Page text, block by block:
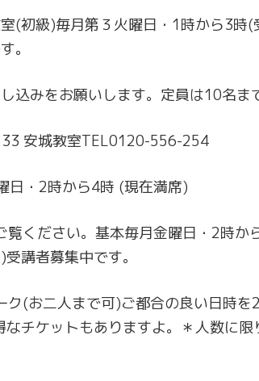
(初級)毎月第３火曜日・1時から3時(
。
込みをお願いします。定員は10名ま
安城教室TEL0120-556-254
日・2時から4時 (現在満席)
ください。基本毎月金曜日・2時か
講者募集中です。
(お二人まで可)ご都合の良い日時を
チケットもありますよ。＊人数に